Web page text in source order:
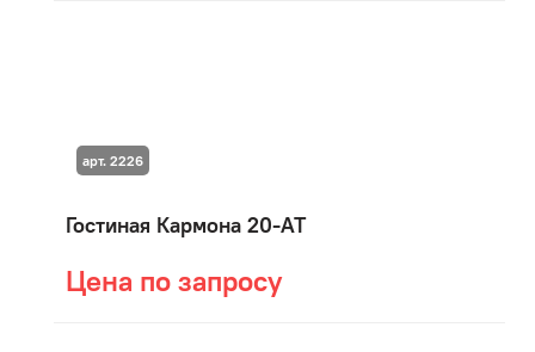
Гостиная Кармона 20-АТ
Цена по запросу
арт. 2226